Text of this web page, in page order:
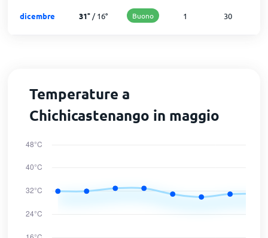
dicembre 31°/16° Buono 1 30
Temperature a
Chichicastenango in maggio